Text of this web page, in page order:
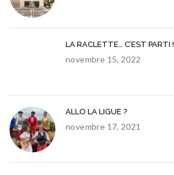
LA RACLETTE… C’EST PARTI !
novembre 15, 2022
ALLO LA LIGUE ?
novembre 17, 2021